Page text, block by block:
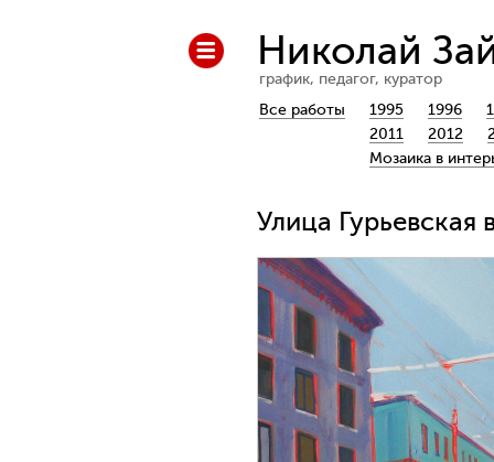
Николай
график, педагог, куратор
Все работы
1995 1996
2011
2012
Мозаика в
Улица